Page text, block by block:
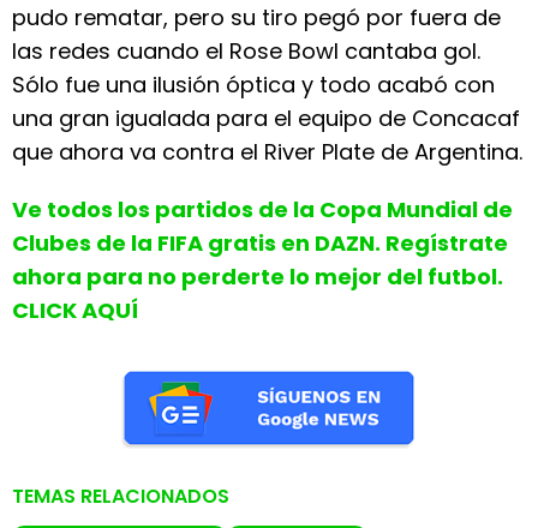
pudo rematar, pero su tiro pegó por fuera de
las redes cuando el Rose Bowl cantaba gol.
Sólo fue una ilusión óptica y todo acabó con
una gran igualada para el equipo de Concacaf
que ahora va contra el River Plate de Argentina.
Ve todos los partidos de la Copa Mundial de
Clubes de la FIFA gratis en DAZN. Regístrate
ahora para no perderte lo mejor del futbol.
CLICK AQUÍ
TEMAS RELACIONADOS